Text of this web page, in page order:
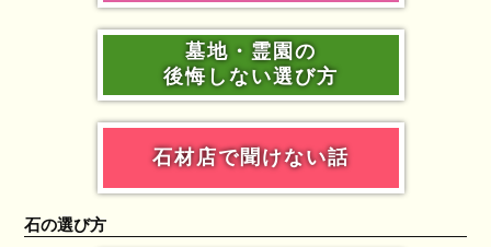
墓地・霊園の
後悔しない選び方
石材店で聞けない話
石の選び方